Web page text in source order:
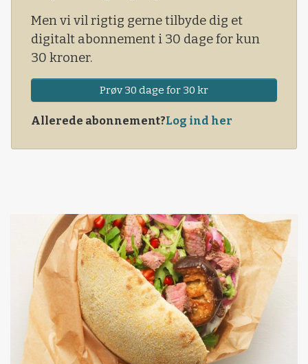
Men vi vil rigtig gerne tilbyde dig et
digitalt abonnement i 30 dage for kun
30 kroner.
Prøv 30 dage for 30 kr
Allerede abonnement?Log ind her